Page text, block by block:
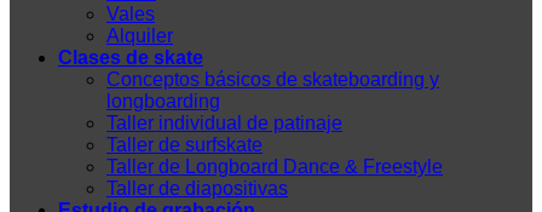
Vales
Alquiler
Clases de skate
Conceptos básicos de skateboarding y
longboarding
Taller individual de patinaje
Taller de surfskate
Taller de Longboard Dance & Freestyle
Taller de diapositivas